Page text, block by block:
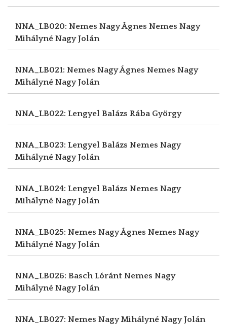
NNA_LB020: Nemes Nagy Ágnes Nemes Nagy
Mihályné Nagy Jolán
NNA_LB021: Nemes Nagy Ágnes Nemes Nagy
Mihályné Nagy Jolán
NNA_LB022: Lengyel Balázs Rába György
NNA_LB023: Lengyel Balázs Nemes Nagy
Mihályné Nagy Jolán
NNA_LB024: Lengyel Balázs Nemes Nagy
Mihályné Nagy Jolán
NNA_LB025: Nemes Nagy Ágnes Nemes Nagy
Mihályné Nagy Jolán
NNA_LB026: Basch Lóránt Nemes Nagy
Mihályné Nagy Jolán
NNA_LB027: Nemes Nagy Mihályné Nagy Jolán